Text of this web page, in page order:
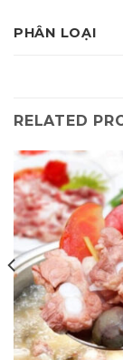
PHÂN LOẠI
RELATED